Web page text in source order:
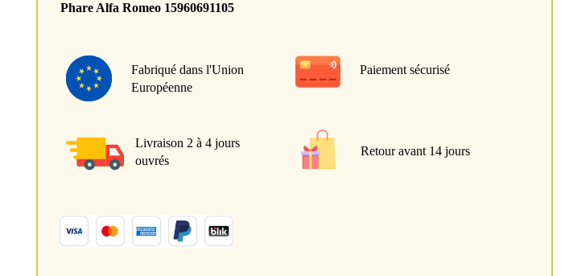
Phare Alfa Romeo 15960691105
Fabriqué dans l'Union
Européenne
Paiement sécurisé
Livraison 2 à 4 jours
ouvrés
Retour avant 14 jours